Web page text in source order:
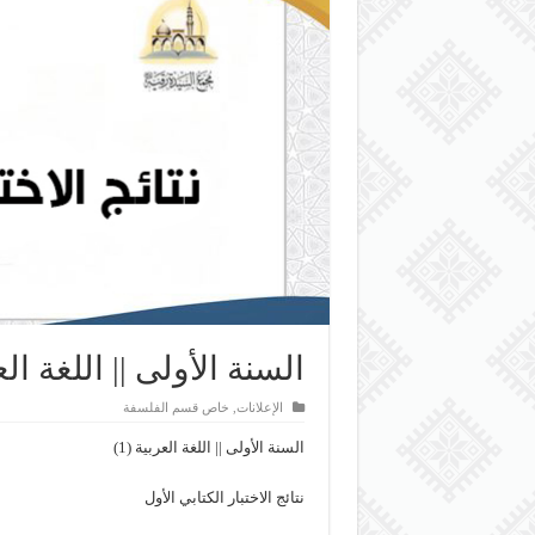
السنة الأولى || اللغة
الإعلانات خاص قسم الفلسفة
السنة الأولى || اللغة العربية (1)
نتائج الاختبار الكتابي الأول